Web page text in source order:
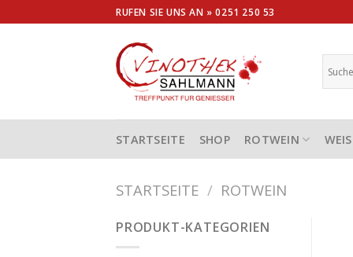
to
RUFEN SIE UNS AN »0251 250 53
STARTSEITE SHOP ROTWEIN
STARTSEITE / ROTWEIN
PRODUKT-KATEGORIEN